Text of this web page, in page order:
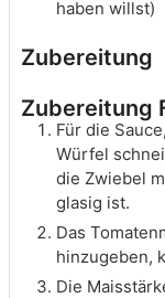
haben willst)
Zubereitung
Zubereitung
Für die
Würfel
die Zwiebel
glasig ist.
Das
hinzugeben,
Die